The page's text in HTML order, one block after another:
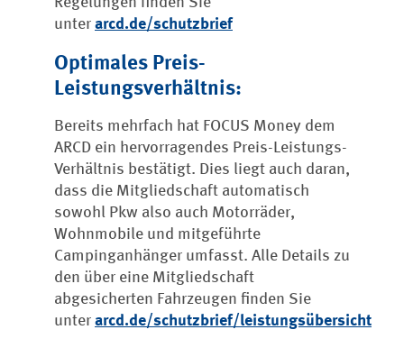
unter arcd.de/schutzbrief
Optimales Preis-
Leistungsverhältnis:
Bereits mehrfach hat FOCUS Money dem
ARCD ein hervorragendes Preis-Leistungs-
Verhältnis bestätigt. Dies liegt auch daran,
dass die Mitgliedschaft automatisch
sowohl Pkw also auch Motorräder,
Wohnmobile und mitgeführte
Campinganhänger umfasst. Alle Details zu
den über eine Mitgliedschaft
abgesicherten Fahrzeugen finden Sie
unter arcd.de/schutzbrief/leistungsübersicht